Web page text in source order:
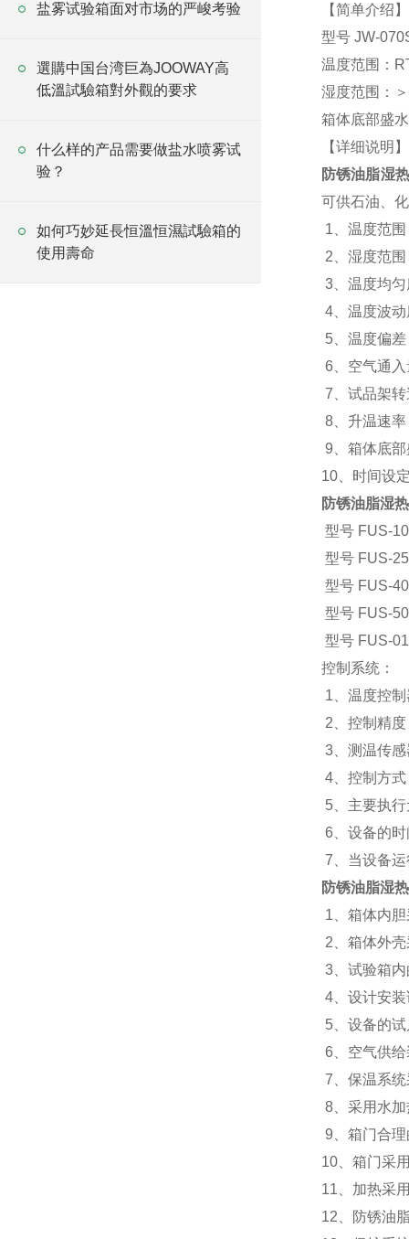
盐雾试验箱面对市场的严峻考验
選購中国台湾巨為JOOWAY高
低溫試驗箱對外觀的要求
什么样的产品需要做盐水喷雾试
验？
如何巧妙延長恒溫恒濕試驗箱的
使用壽命
【简单介绍】
型号 JW-
温度范围：
湿度范围：
箱体底部盛
【详细说明】
防锈油脂湿
可供石油、
1、温度范
2、湿度范
3、温度均
4、温度波
5、温度偏
6、空气通
7、试品架
8、升温速
9、箱体底
10、时间设
防锈油脂湿
型号 FUS-
型号 FUS-
型号 FUS-
型号 FUS-
型号 FUS-
控制系统：
1、温度控制
2、控制精
3、测温传
4、控制方
5、主要执
6、设备的
7、当设备
防锈油脂湿
1、箱体内
2、箱体外
3、试验箱
4、设计安
5、设备的
6、空气供
7、保温系
8、采用水
9、箱门合
10、箱门采
11、加热采
12、防锈油